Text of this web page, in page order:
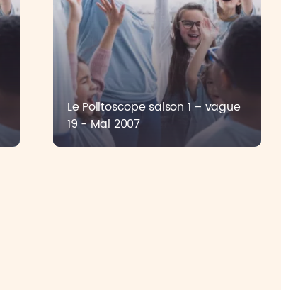
Le Politoscope saison 1 – vague
19 - Mai 2007